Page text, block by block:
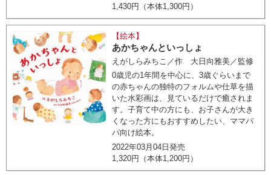
1,430円（本体1,300円）
【絵本】
あかちゃんといっしょ
えがしらみちこ／作 大日向雅美／監修
0歳児の1年間を中心に、3歳ぐらいまで
の赤ちゃんの独特のフォルムや仕草を描
いた水彩画は、見ているだけで癒されま
す。子育て中の方にも、お子さんが大き
くなった方にもおすすめしたい、ママパ
パ向け絵本。
2022年03月04日発売
1,320円（本体1,200円）